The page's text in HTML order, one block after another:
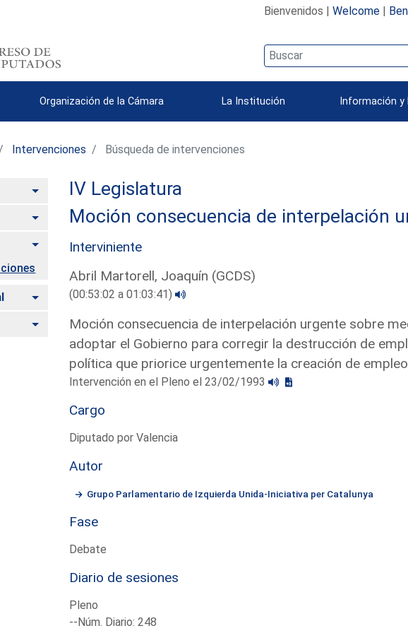
Bienvenidos | Welcome|
Organización de la Cámara La Institución Información y
Intervenciones Búsqueda de intervenciones
Alternar
Alternar
Alternar
Alternar
Alternar
IV Legislatura
Moción consecuencia de interpelación
Interviniente
Abril Martorell, Joaquín (GCDS)
(00:53:02 a 01:03:41)
Moción consecuencia de interpelación urgente sobre
adoptar el Gobierno para corregir la destrucción de
política que priorice urgentemente la creación de
Intervención en el Pleno el 23/02/1993
Cargo
Diputado por Valencia
Autor
Grupo Parlamentario de Izquierda Unida-Iniciativa per Catalunya
Fase
Debate
Diario de sesiones
Pleno
--Núm. Diario: 248